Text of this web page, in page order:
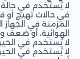
لا يُستخدم في حالة
في حالات تهيج أو
المزمنة في
الهوائية، أو ضعف
لا يُستخدم في